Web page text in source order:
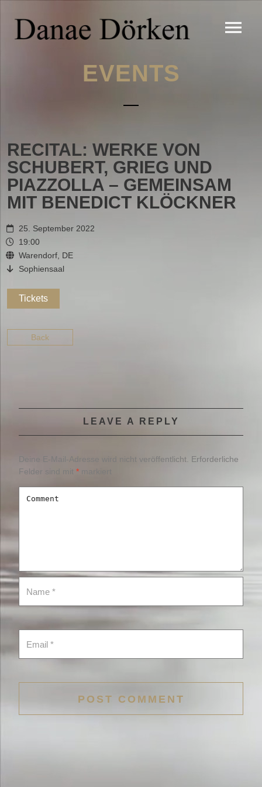
EVENTS
RECITAL: WERKE VON
SCHUBERT, GRIEG UND
PIAZZOLLA – GEMEINSAM
MIT BENEDICT KLÖCKNER
25. September 2022
19:00
Warendorf, DE
Sophiensaal
Tickets
Back
LEAVE A REPLY
Deine E-Mail-Adresse wird nicht veröffentlicht. Erforderliche
Felder sind mit * markiert